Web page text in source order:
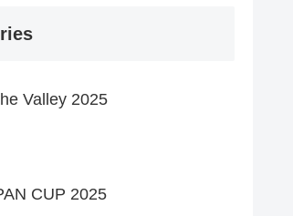
Valley 2025
CUP 2025